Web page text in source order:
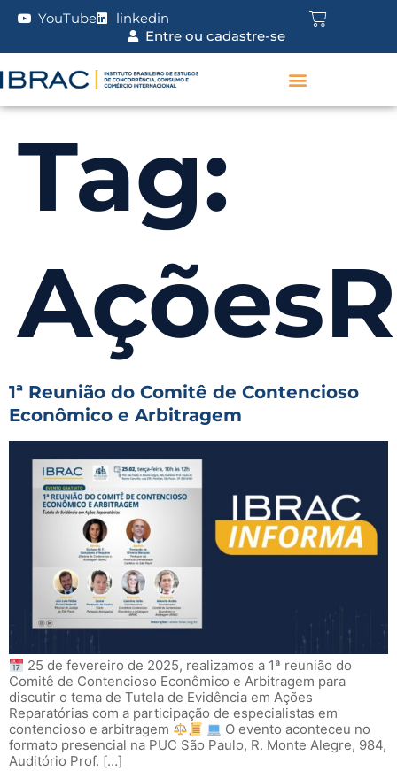
YouTube
linkedin
Entre ou cadastre-se
Tag:
1ª Reunião do Comitê de Contencioso
Econômico e Arbitragem
25 de fevereiro de 2025, realizamos a 1ª reunião do
Comitê de Contencioso Econômico e Arbitragem para
discutir o tema de Tutela de Evidência em Ações
Reparatórias com a participação de especialistas em
contencioso e arbitragem
O evento aconteceu no
formato presencial na PUC São Paulo, R. Monte Alegre, 984,
Auditório Prof. […]